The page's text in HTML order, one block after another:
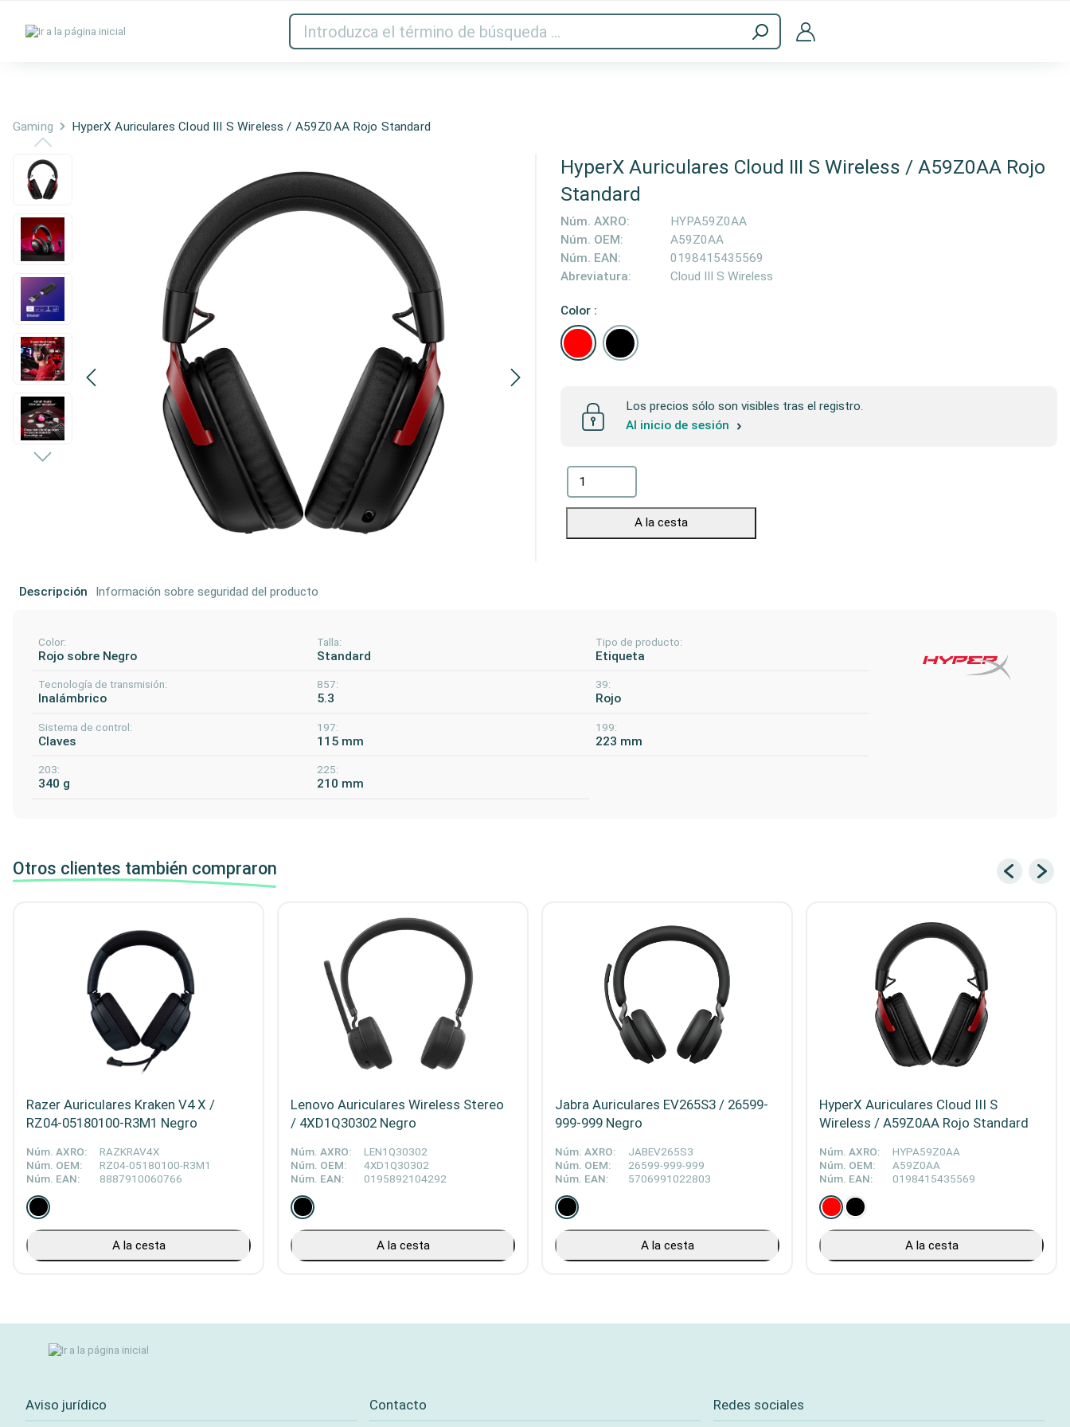
Red Audio y vídeo Impresora y escáner Accesorios informáticos
Gaming HyperX Auriculares Cloud III S Wireless / A59Z0AA Rojo Standard
HyperX Auriculares Cloud III S Wireless / A59Z0AA Rojo
Standard
Núm. AXRO:
HYPA59Z0AA
Núm. OEM:
A59Z0AA
Núm. EAN:
0198415435569
Abreviatura:
Cloud III S Wireless
Color :
Los precios sólo son visibles tras el registro.
Al inicio de sesión
A la cesta
Descripción Información sobre seguridad del producto
Color:
Rojo sobre Negro
Talla:
Standard
Tipo de producto:
Etiqueta
Tecnología de transmisión:
Inalámbrico
857:
5.3
39:
Rojo
Sistema de control:
Claves
197:
115 mm
199:
223 mm
203:
340 g
225:
210 mm
Otros clientes también compraron
Razer Auriculares Kraken V4 X /
RZ04-05180100-R3M1 Negro
Núm. AXRO:
RAZKRAV4X
Núm. OEM:
RZ04-05180100-R3M1
Núm. EAN:
8887910060766
A la cesta
Lenovo Auriculares Wireless Stereo
/ 4XD1Q30302 Negro
Núm. AXRO:
LEN1Q30302
Núm. OEM:
4XD1Q30302
Núm. EAN:
0195892104292
A la cesta
Jabra Auriculares EV265S3 / 26599-
999-999 Negro
Núm. AXRO:
JABEV265S3
Núm. OEM:
26599-999-999
Núm. EAN:
5706991022803
A la cesta
HyperX Auriculares Cloud III S
Wireless / A59Z0AA Rojo Standard
Núm. AXRO:
HYPA59Z0AA
Núm. OEM:
A59Z0AA
Núm. EAN:
0198415435569
A la cesta
Aviso jurídico Contacto Redes sociales